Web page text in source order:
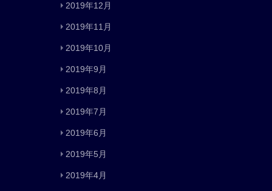
2019年12月
2019年11月
2019年10月
2019年9月
2019年8月
2019年7月
2019年6月
2019年5月
2019年4月